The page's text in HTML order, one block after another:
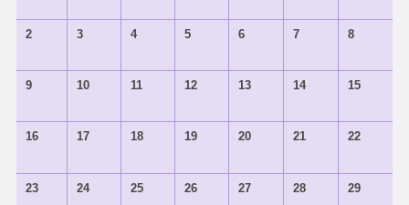
2 3 4 5 6 7 8
9 10 11 12 13 14 15
16 17 18 19 20 21 22
23 24 25 26 27 28 29